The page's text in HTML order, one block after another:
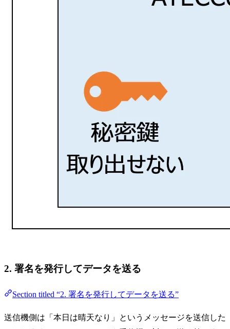
2. 署名を発行してデータを送る
Section titled “2. 署名を発行してデータを送る”
送信機側は「本日は晴天なり」というメッセージを送信した